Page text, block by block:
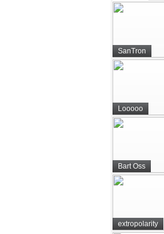
SanTron
Looooo
Bart Oss
extropolarity